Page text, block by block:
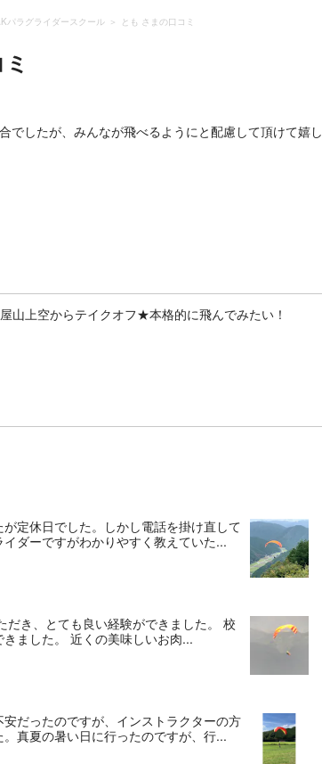
パラグライダースクール とも さまの口コミ
でしたが、みんなが飛べるようにと配慮して頂けて嬉し
山上空からテイクオフ★本格的に飛んでみたい！
定休日でした。しかし電話を掛け直して
ダーですがわかりやすく教えていた...
き、とても良い経験ができました。 校
ました。 近くの美味しいお肉...
だったのですが、インストラクターの方
真夏の暑い日に行ったのですが、行...